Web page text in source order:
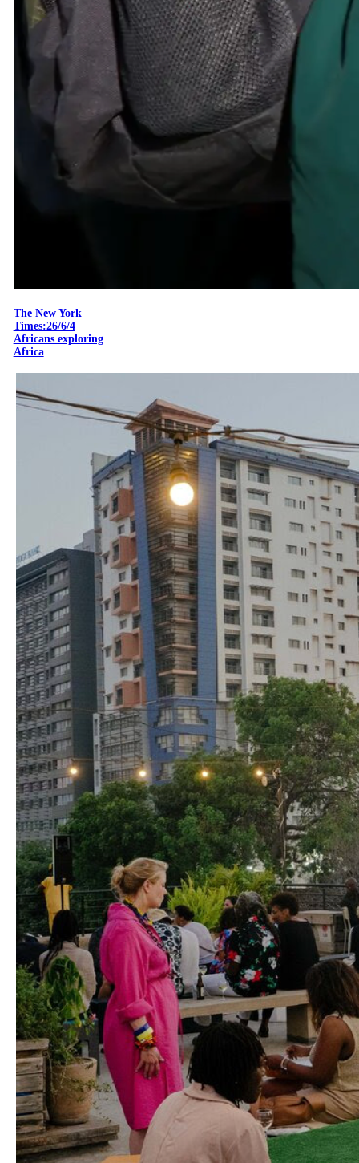
The New York
Times:26/6/4
Africans exploring
Africa